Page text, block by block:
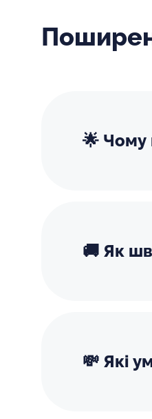
🌟 Чому
🚚 Як
💸 Які